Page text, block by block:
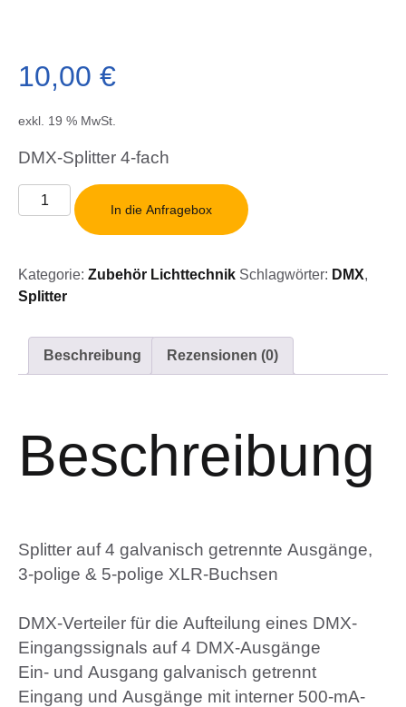
10,00 €
exkl. 19 % MwSt.
DMX-Splitter 4-fach
DMX-
Splitter
Menge
In die Anfragebox
Kategorie: Zubehör Lichttechnik Schlagwörter: DMX,
Splitter
Beschreibung Rezensionen (0)
Beschreibung
Splitter auf 4 galvanisch getrennte Ausgänge,
3-polige & 5-polige XLR-Buchsen
DMX-Verteiler für die Aufteilung eines DMX-
Eingangssignals auf 4 DMX-Ausgänge
Ein- und Ausgang galvanisch getrennt
Eingang und Ausgänge mit interner 500-mA-